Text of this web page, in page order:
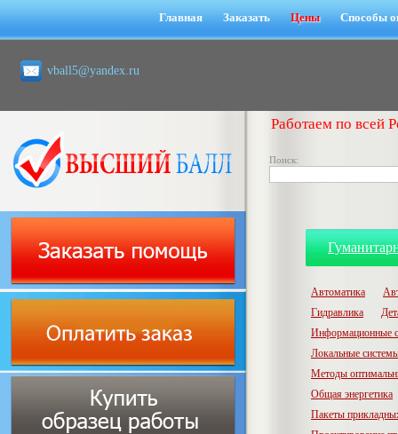
Главная Заказать Цены Способы
vball5@yandex.ru
Работаем по всей
Поиск:
Автоматика
Гидравлика
Информационные
Локальные
Методы
Общая энергетика
Пакеты